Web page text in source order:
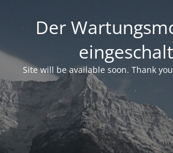
Der
Site will be available soon. Thank